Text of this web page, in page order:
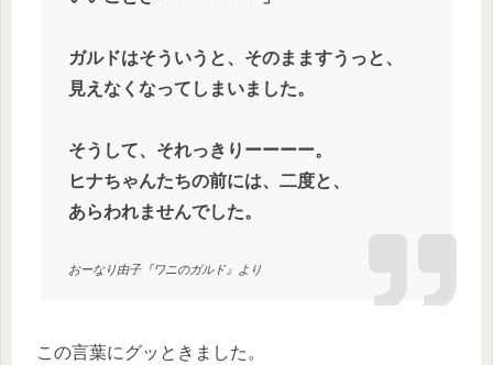
ガルドはそういうと、そのまますうっと、
見えなくなってしまいました。
そうして、それっきりーーーー。
ヒナちゃんたちの前には、二度と、
あらわれませんでした。
おーなり由子『ワニのガルド』より
この言葉にグッときました。